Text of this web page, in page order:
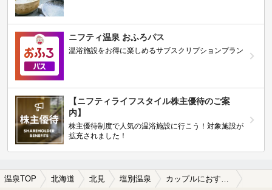
ニフティ温泉 おふろパス
温浴施設をお得に楽しめるサブスクリプションプラン
【ニフティライフスタイル株主優待のご案
内】
株主優待制度で人気の温浴施設に行こう！対象施設が
拡充されました！
温泉TOP 北海道 北見 塩別温泉 カップルにおすすめの塩別温泉の温泉、日帰り温泉、スーパー銭湯おすすめ